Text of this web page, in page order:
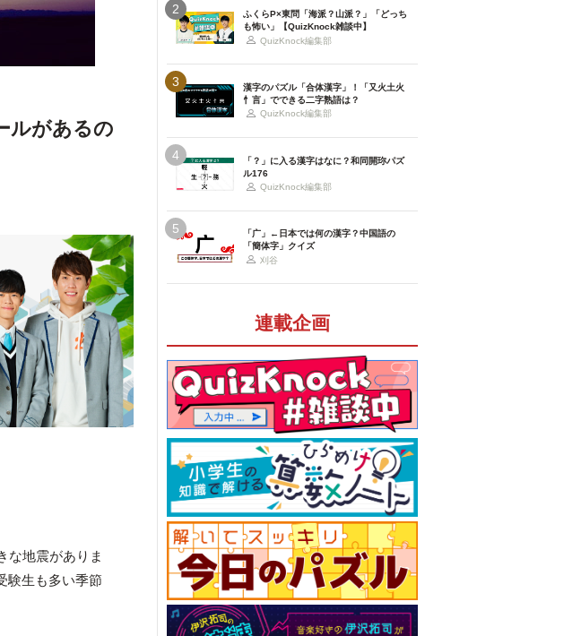
ルがあるの
な地震がありま
験生も多い季節
2
ふくらP×東問「海派？山派？」「どっち
も怖い」【QuizKnock雑談中】
QuizKnock編集部
3
漢字のパズル「合体漢字」！「又火土火
忄言」でできる二字熟語は？
QuizKnock編集部
4
「？」に入る漢字はなに？和同開珎パズ
ル176
QuizKnock編集部
5
「广」←日本では何の漢字？中国語の
「簡体字」クイズ
刈谷
連載企画